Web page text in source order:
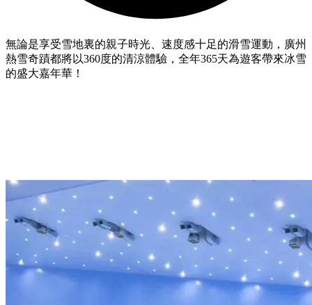
無論是享受雪地裏的親子時光、速度感十足的滑雪運動，廣州
熱雪奇蹟都將以360度的清涼體驗，全年365天為遊客帶來冰雪
的盛大嘉年華！